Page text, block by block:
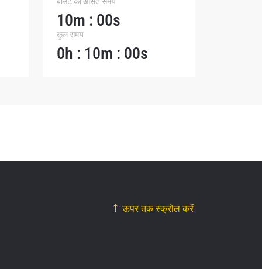
10m : 00s
कुल समय
0h : 10m : 00s
ऊपर तक स्क्रोल करें